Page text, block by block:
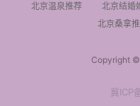
北京温泉推荐
北京结婚
北京桑拿
Copyright
冀ICP